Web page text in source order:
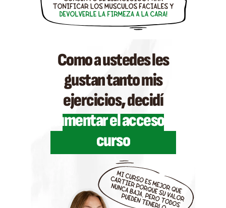
Como a ustedes les
gustan tanto mis
ejercicios, decidí
aumentar el acceso al
curso